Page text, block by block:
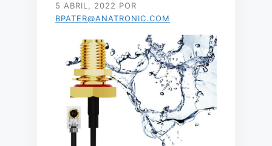
5 ABRIL, 2022 POR
BPATER@ANATRONIC.COM